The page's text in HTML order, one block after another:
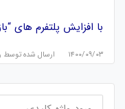
با افزایش پلتفرم های
۱۴۰۰/۰۹/۰۳ ارسال شده توسط